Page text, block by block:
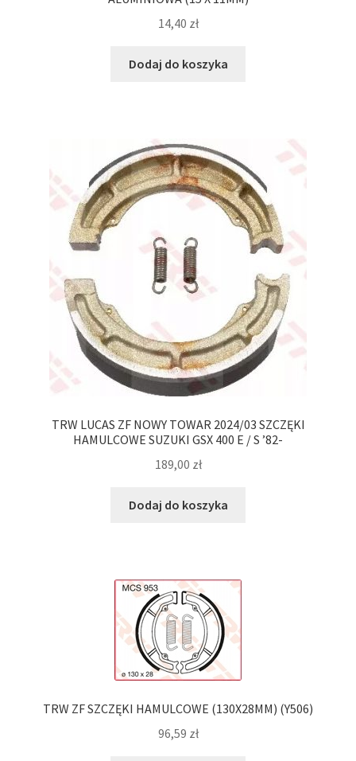
14,40 zł
Dodaj do koszyka
TRW LUCAS ZF NOWY TOWAR 2024/03 SZCZĘKI
HAMULCOWE SUZUKI GSX 400 E / S ’82-
189,00 zł
Dodaj do koszyka
TRW ZF SZCZĘKI HAMULCOWE (130X28MM) (Y506)
96,59 zł